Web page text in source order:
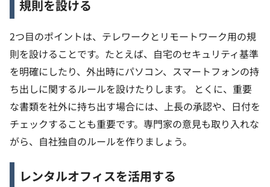
規則を設ける
2つ目のポイントは、テレワークとリモートワーク用の規
則を設けることです。たとえば、自宅のセキュリティ基準
を明確にしたり、外出時にパソコン、スマートフォンの持
ち出しに関するルールを設けたりします。
とくに、重要
な書類を社外に持ち出す場合には、上長の承認や、日付を
チェックすることも重要です。専門家の意見も取り入れな
がら、自社独自のルールを作りましょう。
レンタルオフィスを活用する